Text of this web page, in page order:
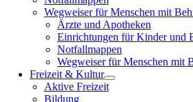
Wegweiser für Menschen mit
Ärzte und Apotheken
Einrichtungen für Kinder und
Notfallmappen
Wegweiser für Menschen mit
Freizeit & Kultur
Aktive Freizeit
Bildung